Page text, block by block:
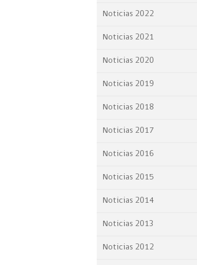
Noticias 2022
Noticias 2021
Noticias 2020
Noticias 2019
Noticias 2018
Noticias 2017
Noticias 2016
Noticias 2015
Noticias 2014
Noticias 2013
Noticias 2012